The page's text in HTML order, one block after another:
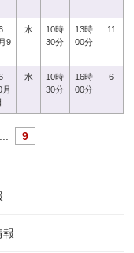
9
水
10時
30分
13時
00分
11
月
水
10時
30分
16時
00分
6
9
報